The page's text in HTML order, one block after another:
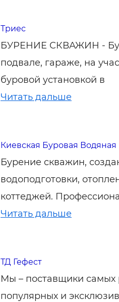
Триес
БУРЕНИЕ СКВАЖИН -
подвале, гараже, на
буровой установкой в
Читать дальше
Киевская Буровая
Бурение скважин,
водоподготовки,
коттеджей.
Читать дальше
ТД Гефест
Мы – поставщики самых
популярных и